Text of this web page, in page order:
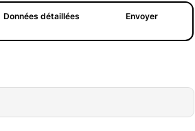
Données détaillées Envoyer